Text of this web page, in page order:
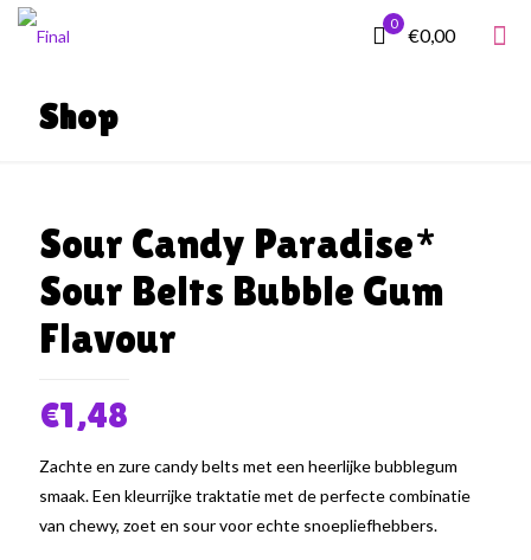
0
€0,00
Shop
Sour Candy Paradise*
Sour Belts Bubble Gum
Flavour
€1,48
Zachte en zure candy belts met een heerlijke bubblegum
smaak. Een kleurrijke traktatie met de perfecte combinatie
van chewy, zoet en sour voor echte snoepliefhebbers.